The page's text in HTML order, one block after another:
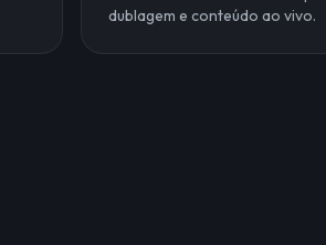
dublagem e conteúdo ao vivo.